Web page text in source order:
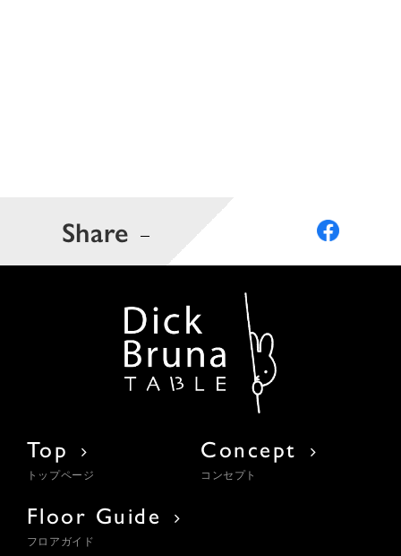
Share
Top
トップページ
Concept
コンセプト
Floor Guide
フロアガイド